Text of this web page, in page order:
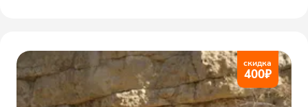
скидка
400₽